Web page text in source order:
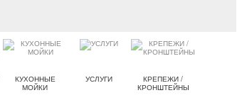
КУХОННЫЕ
МОЙКИ
УСЛУГИ
КРЕПЕЖИ /
КРОНШТЕЙНЫ